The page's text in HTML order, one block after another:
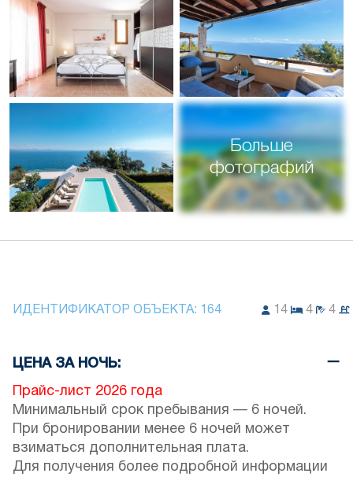
Больше
фотографий
ИДЕНТИФИКАТОР ОБЪЕКТА: 164 14 4 4
ЦЕНА ЗА НОЧЬ:
Прайс-лист 2026 года
Минимальный срок пребывания — 6 ночей.
При бронировании менее 6 ночей может
взиматься дополнительная плата.
Для получения более подробной информации